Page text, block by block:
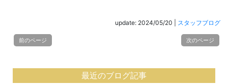
update: 2024/05/20 スタッフブログ
前のページ 次のページ
最近のブログ記事